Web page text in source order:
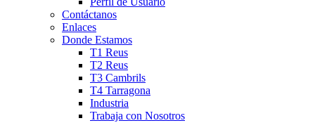
Contáctanos
Enlaces
Donde Estamos
T1 Reus
T2 Reus
T3 Cambrils
T4 Tarragona
Industria
Trabaja con Nosotros